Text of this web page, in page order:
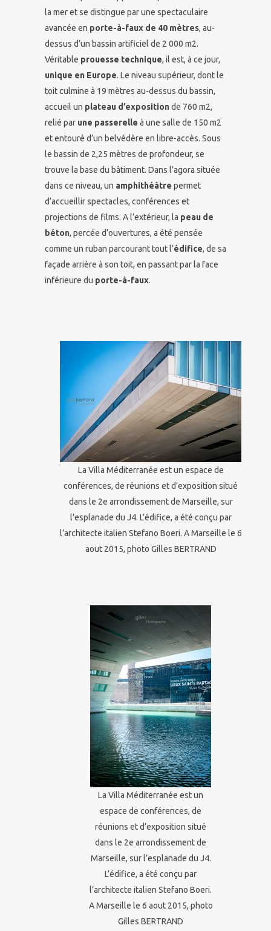
la mer et se distingue par une spectaculaire
avancée en porte-à-faux de 40 mètres, au-
dessus d’un bassin artificiel de 2 000 m2.
Véritable prouesse technique, il est, à ce jour,
unique en Europe. Le niveau supérieur, dont le
toit culmine à 19 mètres au-dessus du bassin,
accueil un plateau d’exposition de 760 m2,
relié par une passerelle à une salle de 150 m2
et entouré d’un belvédère en libre-accès. Sous
le bassin de 2,25 mètres de profondeur, se
trouve la base du bâtiment. Dans l’agora située
dans ce niveau, un amphithéâtre permet
d’accueillir spectacles, conférences et
projections de films. A l’extérieur, la peau de
béton, percée d’ouvertures, a été pensée
comme un ruban parcourant tout l’édifice, de sa
façade arrière à son toit, en passant par la face
inférieure du porte-à-faux.
La Villa Méditerranée est un espace de
conférences, de réunions et d’exposition situé
dans le 2e arrondissement de Marseille, sur
l’esplanade du J4. L’édifice, a été conçu par
l’architecte italien Stefano Boeri. A Marseille le 6
aout 2015, photo Gilles BERTRAND
La Villa Méditerranée est un
espace de conférences, de
réunions et d’exposition situé
dans le 2e arrondissement de
Marseille, sur l’esplanade du J4.
L’édifice, a été conçu par
l’architecte italien Stefano Boeri.
A Marseille le 6 aout 2015, photo
Gilles BERTRAND